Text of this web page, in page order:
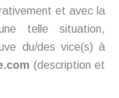
et avec la
telle situation,
du/des vice(s) à
(description et